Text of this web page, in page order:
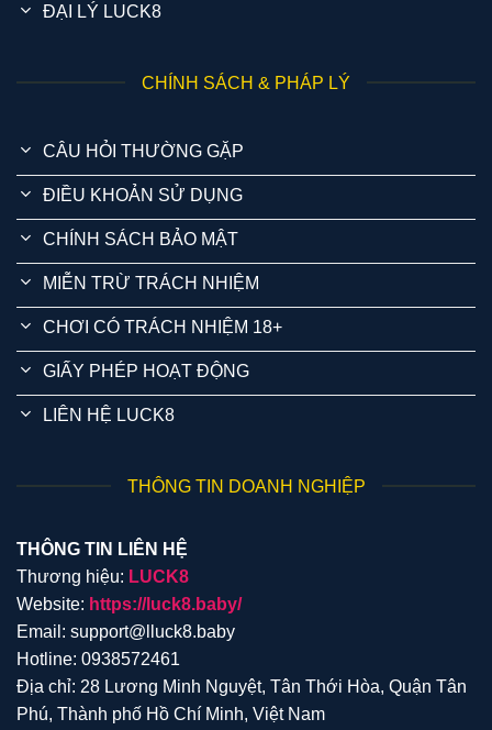
ĐẠI LÝ LUCK8
CHÍNH SÁCH & PHÁP LÝ
CÂU HỎI THƯỜNG GẶP
ĐIỀU KHOẢN SỬ DỤNG
CHÍNH SÁCH BẢO MẬT
MIỄN TRỪ TRÁCH NHIỆM
CHƠI CÓ TRÁCH NHIỆM 18+
GIẤY PHÉP HOẠT ĐỘNG
LIÊN HỆ LUCK8
THÔNG TIN DOANH NGHIỆP
THÔNG TIN LIÊN HỆ
Thương hiệu: LUCK8
Website: https://luck8.baby/
Email: support@lluck8.baby
Hotline: 0938572461
Địa chỉ: 28 Lương Minh Nguyệt, Tân Thới Hòa, Quận Tân
Phú, Thành phố Hồ Chí Minh, Việt Nam